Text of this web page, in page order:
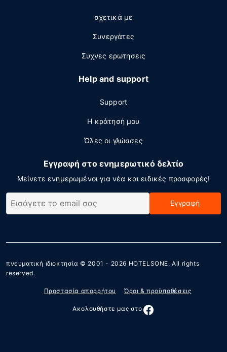
σχετικά με
Συνεργάτες
Συχνες ερωτησεις
Help and support
Support
Η κράτησή μου
Όλες οι γλώσσες
Εγγραφή στο ενημερωτικό δελτίο
Μείνετε ενημερωμένοι για νέα και ειδικές προσφορές!
Εγγραφή
πνευματική ιδιοκτησία © 2001 - 2026 HOTELSONE. All rights
reserved.
Προστασία απορρήτου Όροι & προϋποθέσεις
Ακολουθήστε μας στο